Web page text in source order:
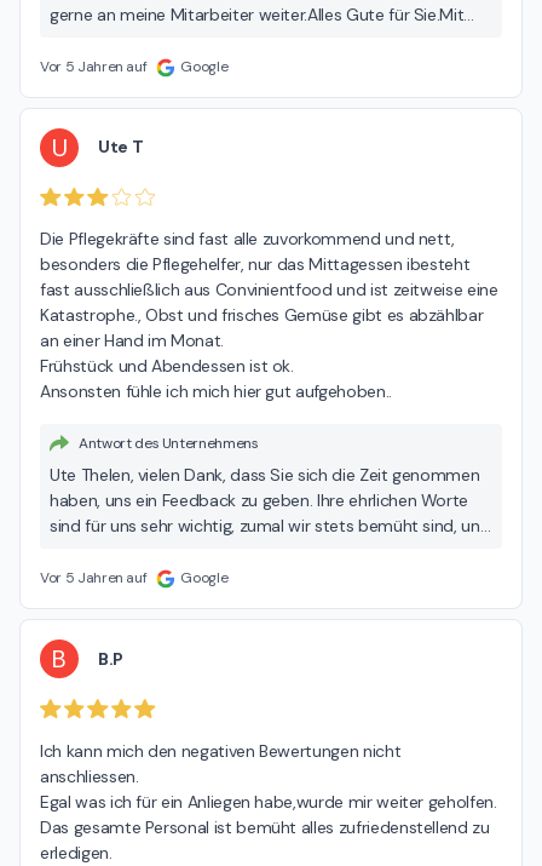
gerne an meine Mitarbeiter weiter. Alles Gute für Sie. Mit
Vor 5 Jahren auf Google
U Ute T
Die Pflegekräfte sind fast alle zuvorkommend und nett,
besonders die Pflegehelfer, nur das Mittagessen ibesteht
fast ausschließlich aus Convinientfood und ist zeitweise eine
Katastrophe., Obst und frisches Gemüse gibt es abzählbar
an einer Hand im Monat.
Frühstück und Abendessen ist ok.
Ansonsten fühle ich mich hier gut aufgehoben..
Antwort des Unternehmens
Ute Thelen, vielen Dank, dass Sie sich die Zeit genommen
haben, uns ein Feedback zu geben. Ihre ehrlichen Worte
sind für uns sehr wichtig, zumal wir stets bemüht sind, uns
auf Convenience-Food zurück, aber nicht ausschließlich.
uvm. werden von unseren Köch*innen frisch zubereitet.
Zudem gibt es Mittwochs und Samstags Obst als Dessert
und auf den Wohnbereichen weiterhin jeden Sonntag
etwas gibt, das wir für Sie tun können. Wir helfen Ihnen
gerne weiter! Ihr Team der Seniorenresidenz Curanum
Düsselhof
Vor 5 Jahren auf Google
B B.P
Ich kann mich den negativen Bewertungen nicht
anschliessen.
Egal was ich für ein Anliegen habe,wurde mir weiter geholfen.
Das gesamte Personal ist bemüht alles zufriedenstellend zu
erledigen.